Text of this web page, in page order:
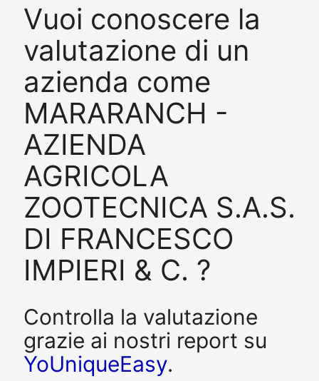
Vuoi conoscere la
valutazione di un
azienda come
MARARANCH -
AZIENDA
AGRICOLA
ZOOTECNICA S.A.S.
DI FRANCESCO
IMPIERI & C. ?
Controlla la valutazione
grazie ai nostri report su
YoUniqueEasy.